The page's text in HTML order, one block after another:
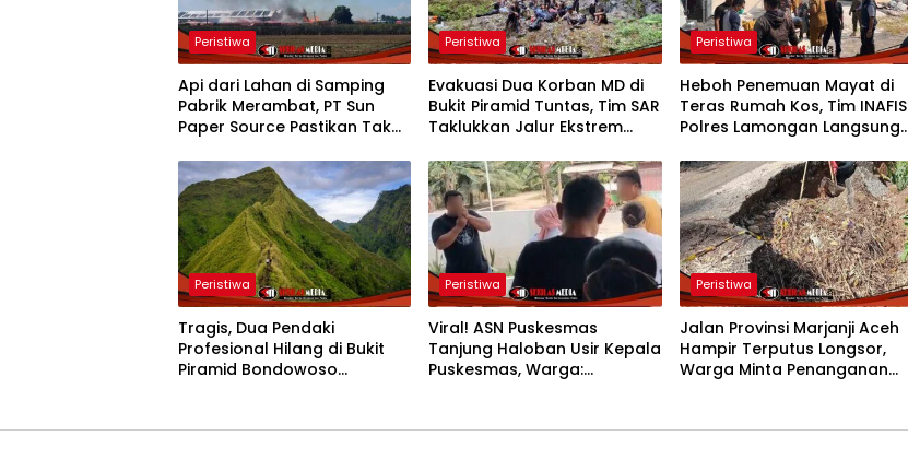
Peristiwa
Api dari Lahan di Samping
Pabrik Merambat, PT Sun
Paper Source Pastikan Tak
Peristiwa
Evakuasi Dua Korban MD di
Bukit Piramid Tuntas, Tim SAR
Taklukkan Jalur Ekstrem
Peristiwa
Heboh Penemuan Mayat di
Teras Rumah Kos, Tim INAFIS
Polres Lamongan Langsung
Peristiwa
Tragis, Dua Pendaki
Profesional Hilang di Bukit
Piramid Bondowoso
Peristiwa
Viral! ASN Puskesmas
Tanjung Haloban Usir Kepala
Puskesmas, Warga:
Peristiwa
Jalan Provinsi Marjanji Aceh
Hampir Terputus Longsor,
Warga Minta Penanganan